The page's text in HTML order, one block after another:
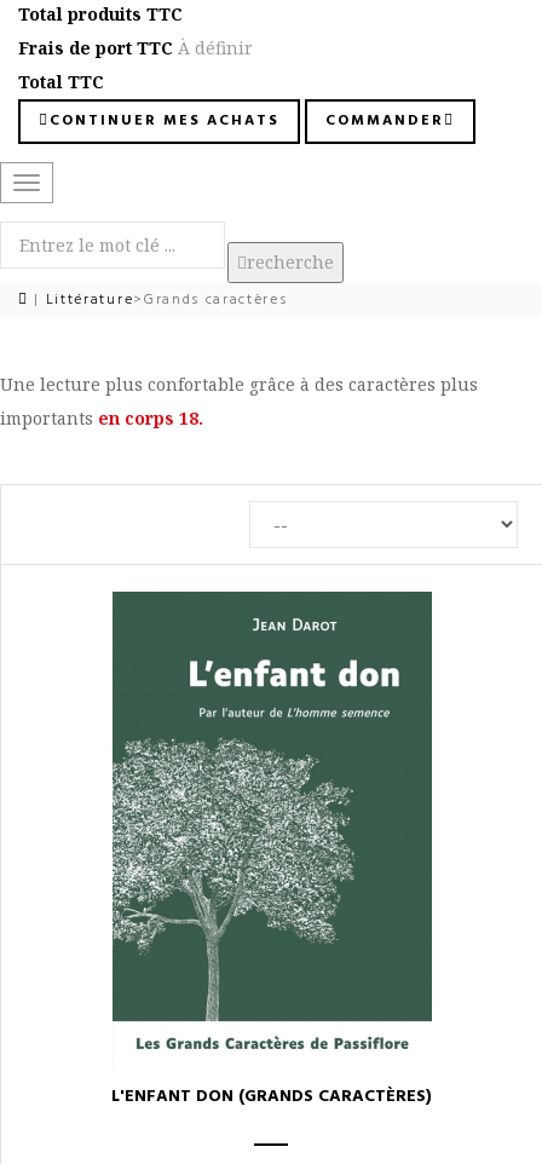
Total produits TTC
Frais de port TTC À définir
Total TTC
CONTINUER MES ACHATS COMMANDER
Basculer
la
navigation
recherche
| Littérature>Grands caractères
Une lecture plus confortable grâce à des caractères plus
importants en corps 18.
L'ENFANT DON (GRANDS CARACTÈRES)